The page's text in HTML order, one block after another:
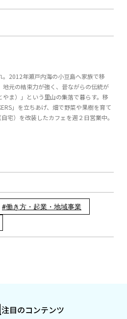
2012年瀬戸内海の小豆島へ家族で移
元の結束力が強く、昔ながらの伝統が
ま）」という里山の集落で暮らす。移
」を立ちあげ、畑で野菜や果樹を育て
宅）を改装したカフェを週２日営業中。
働き方・起業・地域事業
注目のコンテンツ